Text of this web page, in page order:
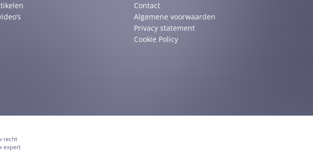
Contact
Algemene voorwaarden
Privacy statement
Cookie Policy